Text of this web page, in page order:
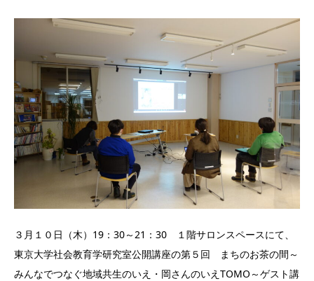
３月１０日（木）19：30～21：30 １階サロンスペースにて、
東京大学社会教育学研究室公開講座の第５回 まちのお茶の間～
みんなでつなぐ地域共生のいえ・岡さんのいえTOMO～ゲスト講